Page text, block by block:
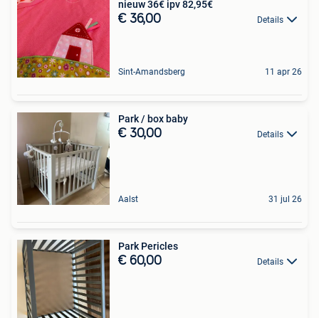
nieuw 36€ ipv 82,95€
€ 36,00 Details
Sint-Amandsberg 11 apr 26
Park / box baby
€ 30,00 Details
Aalst 31 jul 26
Park Pericles
€ 60,00 Details